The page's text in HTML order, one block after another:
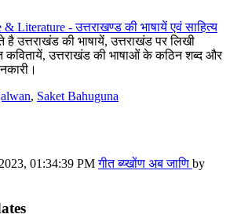
Literature - उत्तराखण्ड की भाषायें एवं साहित्य
उत्तराखंड की भाषायें, उत्तराखंड पर लिखी
कवितायें, उत्तराखंड की भाषाओं के कठिन शब्द और
, Saket Bahuguna
01:34:39 PMगीत ब्य्खोंण अब जाणि by